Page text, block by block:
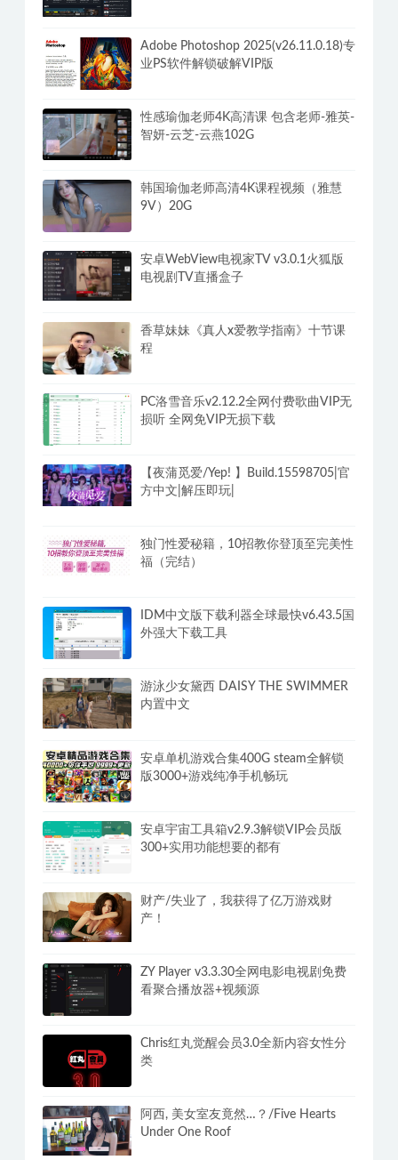
Adobe Photoshop 2025(v26.11.0.18)专
业PS软件解锁破解VIP版
性感瑜伽老师4K高清课 包含老师-雅英-
智妍-云芝-云燕102G
韩国瑜伽老师高清4K课程视频（雅慧
9V）20G
安卓WebView电视家TV v3.0.1火狐版
电视剧TV直播盒子
香草妹妹《真人x爱教学指南》十节课
程
PC洛雪音乐v2.12.2全网付费歌曲VIP无
损听 全网免VIP无损下载
【夜蒲觅爱/Yep! 】Build.15598705|官
方中文|解压即玩|
独门性爱秘籍，10招教你登顶至完美性
福（完结）
IDM中文版下载利器全球最快v6.43.5国
外强大下载工具
游泳少女黛西 DAISY THE SWIMMER
内置中文
安卓单机游戏合集400G steam全解锁
版3000+游戏纯净手机畅玩
安卓宇宙工具箱v2.9.3解锁VIP会员版
300+实用功能想要的都有
财产/失业了，我获得了亿万游戏财
产！
ZY Player v3.3.30全网电影电视剧免费
看聚合播放器+视频源
Chris红丸觉醒会员3.0全新内容女性分
类
阿西, 美女室友竟然…？/Five Hearts
Under One Roof